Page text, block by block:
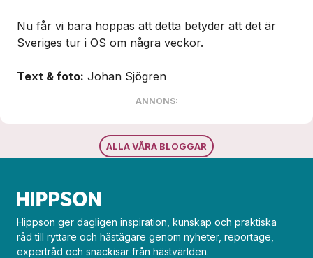
Nu får vi bara hoppas att detta betyder att det är
Sveriges tur i OS om några veckor.
Text & foto: Johan Sjögren
ANNONS:
ALLA VÅRA BLOGGAR
Hippson ger dagligen inspiration, kunskap och praktiska
råd till ryttare och hästägare genom nyheter, reportage,
expertråd och snackisar från hästvärlden.